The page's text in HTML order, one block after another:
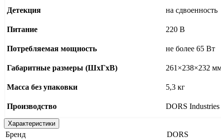
Детекция
на сдвоенность
Питание 220 В
Потребляемая мощность не более 65 Вт
Габаритные размеры (ШxГxВ) 261×238×232
Масса без упаковки 5,3 кг
Производство DORS
Характеристики
Бренд
DORS